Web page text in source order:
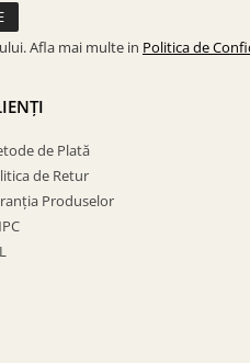
Afla mai multe in Politica de
de Plată
de Retur
Produselor